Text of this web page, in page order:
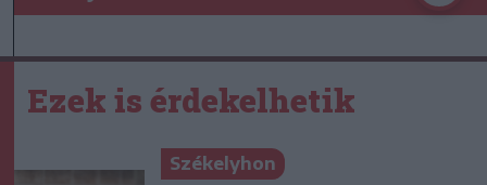
Ezek is érdekelhetik
Székelyhon